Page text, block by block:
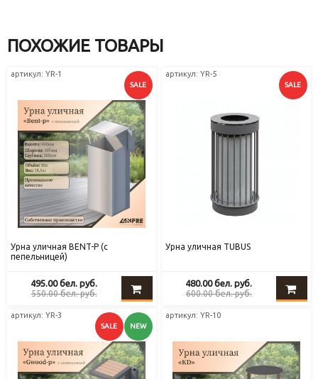
ПОХОЖИЕ ТОВАРЫ
артикул: YR-1
SALE
Урна уличная BENT-P (с
пепельницей)
495.00бел. руб.
550.00бел. руб.
артикул: YR-5
SALE
Урна уличная TUBUS
480.00бел. руб.
600.00бел. руб.
артикул: YR-3
NEW
SALE
артикул: YR-10